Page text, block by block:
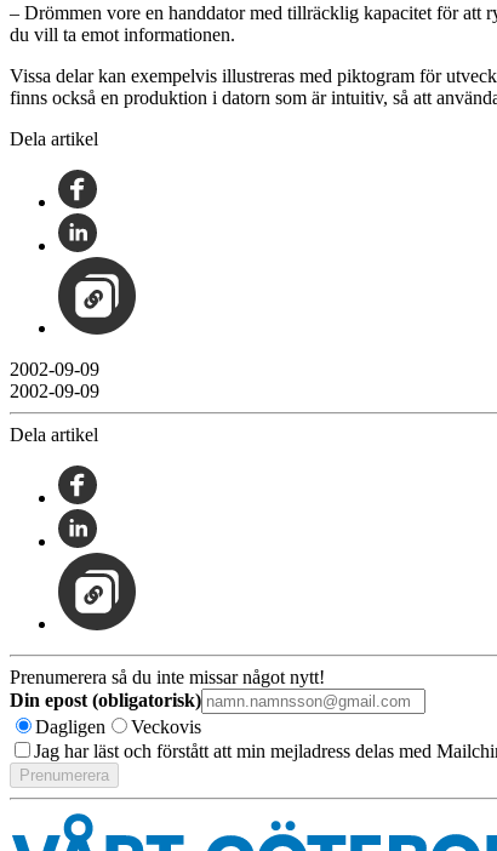
– Drömmen vore en handdator med tillräcklig kapacitet för att
du vill ta emot informationen.
Vissa delar kan exempelvis illustreras med piktogram för
finns också en produktion i datorn som är intuitiv, så att
Dela artikel
2002-09-09
2002-09-09
Dela artikel
Prenumerera så du inte missar något nytt!
Din epost (obligatorisk)
Dagligen
Veckovis
Jag har läst och förstått att min mejladress delas med